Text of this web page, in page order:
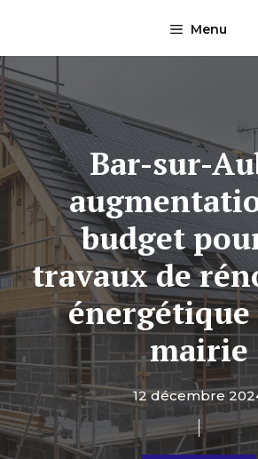
Menu
Bar-sur-
budget
travaux de
énergétique
mairie
12 décembre